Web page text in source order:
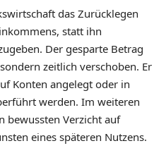
das Zurücklegen
statt ihn
Der gesparte Betrag
zeitlich verschoben. Er
Konten angelegt oder in
werden. Im weiteren
bewussten Verzicht auf
eines späteren Nutzens.